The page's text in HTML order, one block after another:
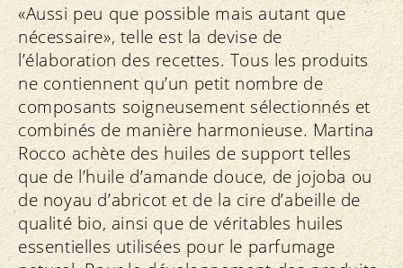
«Aussi peu que possible mais autant que
nécessaire», telle est la devise de
l’élaboration des recettes. Tous les produits
ne contiennent qu’un petit nombre de
composants soigneusement sélectionnés et
combinés de manière harmonieuse. Martina
Rocco achète des huiles de support telles
que de l’huile d’amande douce, de jojoba ou
de noyau d’abricot et de la cire d’abeille de
qualité bio, ainsi que de véritables huiles
essentielles utilisées pour le parfumage